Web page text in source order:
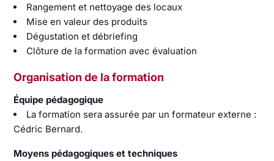
Rangement et nettoyage des locaux
Mise en valeur des produits
Dégustation et débriefing
Clôture de la formation avec évaluation
Organisation de la formation
Équipe pédagogique
La formation sera assurée par un formateur externe :
Cédric Bernard.
Moyens pédagogiques et techniques